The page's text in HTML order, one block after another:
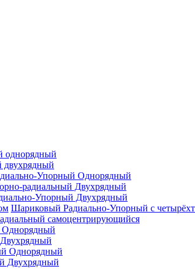
однорядный
Упорный Однорядный
радиальный Двухрядный
Упорный Двухрядный
Шариковый Радиально-Упорный с
самоцентрирующийся
Однорядный
Однорядный
Двухрядный